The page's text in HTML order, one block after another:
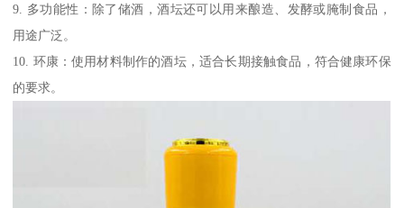
9. 多功能性：除了储酒，酒坛还可以用来酿造、发酵或腌制食品，
用途广泛。
10. 环康：使用材料制作的酒坛，适合长期接触食品，符合健康环保
的要求。